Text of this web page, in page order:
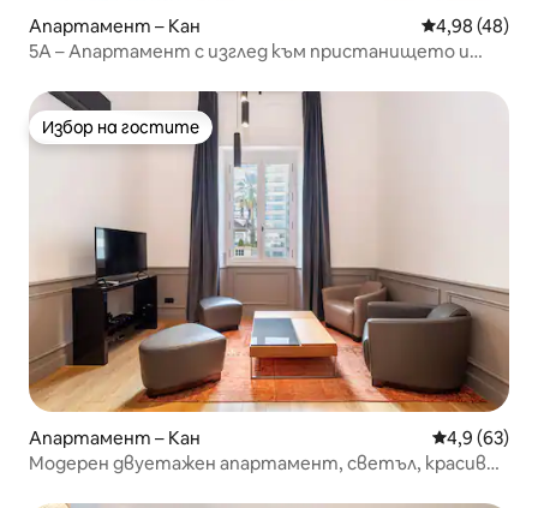
Апартамент – Кан Средна
4,98 (48)
5А – Апартамент с изглед към пристанището и
Избор на гостите
Избор на гостите
Апартамент – Кан Средна
4,9 (63)
Модерен двуетажен апартамент, светъл, красиви